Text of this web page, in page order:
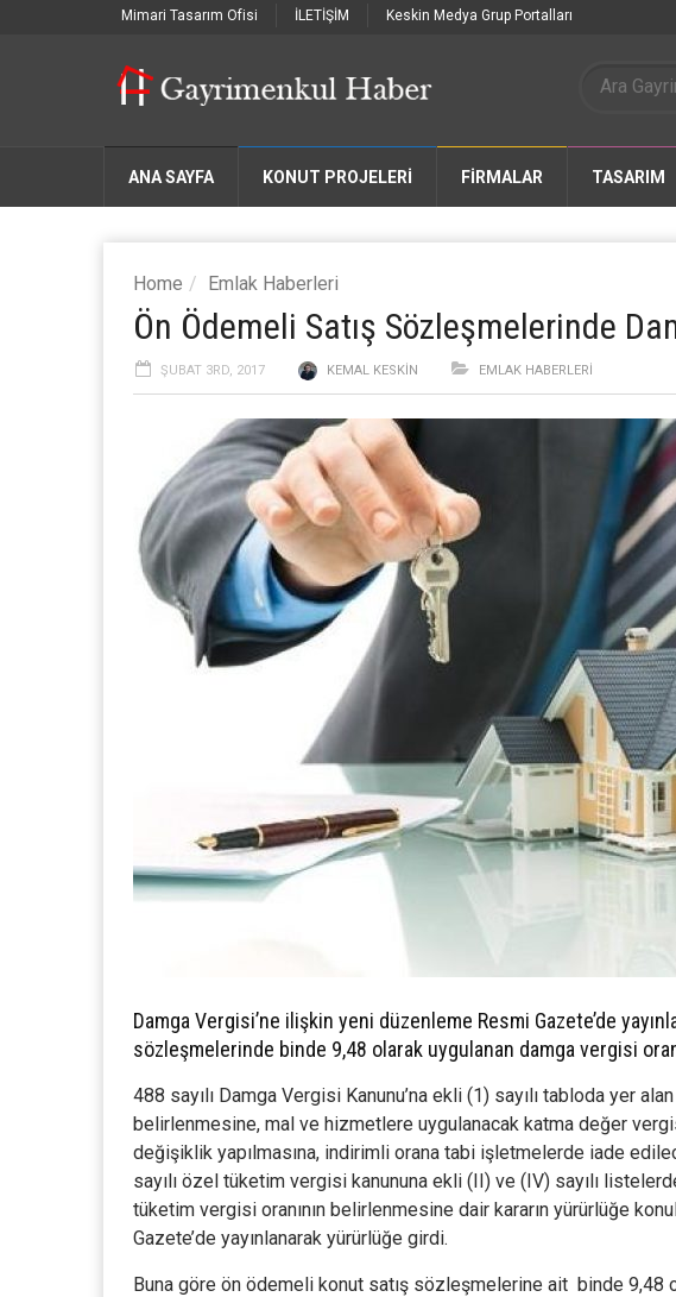
Mimari Tasarım Ofisi İLETİŞİM Keskin Medya Grup Portalları
ANA SAYFA KONUT PROJELERİ FIRMALAR TASARIM
Home Emlak Haberleri
Ön Ödemeli Satış Sözleşmelerinde
ŞUBAT 3RD, 2017 KEMAL KESKIN EMLAK HABERLERI
Damga Vergisi’ne ilişkin yeni düzenleme Resmi Gazete’de
sözleşmelerinde binde 9,48 olarak uygulanan damga vergisi
488 sayılı Damga Vergisi Kanunu’na ekli (1) sayılı tabloda yer
belirlenmesine, mal ve hizmetlere uygulanacak katma değer
değişiklik yapılmasına, indirimli orana tabi işletmelerde iade
sayılı özel tüketim vergisi kanununa ekli (II) ve (IV) sayılı
tüketim vergisi oranının belirlenmesine dair kararın yürürlüğe
Gazete’de yayınlanarak yürürlüğe girdi.
Buna göre ön ödemeli konut satış sözleşmelerine ait binde 9,48